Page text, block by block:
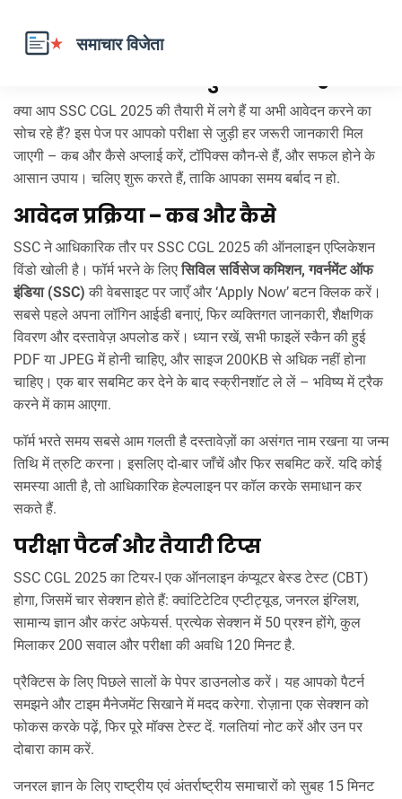
SSC CGL 2025 – सब कुछ एक जगह
क्या आप SSC CGL 2025 की तैयारी में लगे हैं या अभी आवेदन करने का
सोच रहे हैं? इस पेज पर आपको परीक्षा से जुड़ी हर जरूरी जानकारी मिल
जाएगी – कब और कैसे अप्लाई करें, टॉपिक्स कौन‑से हैं, और सफल होने के
आसान उपाय। चलिए शुरू करते हैं, ताकि आपका समय बर्बाद न हो.
आवेदन प्रक्रिया – कब और कैसे
SSC ने आधिकारिक तौर पर SSC CGL 2025 की ऑनलाइन एप्लिकेशन
विंडो खोली है। फॉर्म भरने के लिएसिविल सर्विसेज कमिशन, गवर्नमेंट ऑफ
इंडिया (SSC) की वेबसाइट पर जाएँ और ‘Apply Now’ बटन क्लिक करें।
सबसे पहले अपना लॉगिन आईडी बनाएं, फिर व्यक्तिगत जानकारी, शैक्षणिक
विवरण और दस्तावेज़ अपलोड करें। ध्यान रखें, सभी फाइलें स्कैन की हुई
PDF या JPEG में होनी चाहिए, और साइज 200KB से अधिक नहीं होना
चाहिए। एक बार सबमिट कर देने के बाद स्क्रीनशॉट ले लें – भविष्य में ट्रैक
करने में काम आएगा.
फॉर्म भरते समय सबसे आम गलती है दस्तावेज़ों का असंगत नाम रखना या जन्म
तिथि में त्रुटि करना। इसलिए दो‑बार जाँचें और फिर सबमिट करें. यदि कोई
समस्या आती है, तो आधिकारिक हेल्पलाइन पर कॉल करके समाधान कर
सकते हैं.
परीक्षा पैटर्न और तैयारी टिप्स
SSC CGL 2025 का टियर‑I एक ऑनलाइन कंप्यूटर बेस्ड टेस्ट (CBT)
होगा, जिसमें चार सेक्शन होते हैं: क्वांटिटेटिव एप्टीट्यूड, जनरल इंग्लिश,
सामान्य ज्ञान और करंट अफेयर्स. प्रत्येक सेक्शन में 50 प्रश्न होंगे, कुल
मिलाकर 200 सवाल और परीक्षा की अवधि 120 मिनट है.
प्रैक्टिस के लिए पिछले सालों के पेपर डाउनलोड करें। यह आपको पैटर्न
समझने और टाइम मैनेजमेंट सिखाने में मदद करेगा. रोज़ाना एक सेक्शन को
फोकस करके पढ़ें, फिर पूरे मॉक्स टेस्ट दें. गलतियां नोट करें और उन पर
दोबारा काम करें.
जनरल ज्ञान के लिए राष्ट्रीय एवं अंतर्राष्ट्रीय समाचारों को सुबह 15 मिनट